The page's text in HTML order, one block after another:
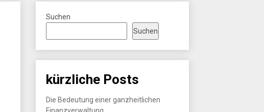
Suchen
Suchen
kürzliche Posts
Die Bedeutung einer ganzheitlichen